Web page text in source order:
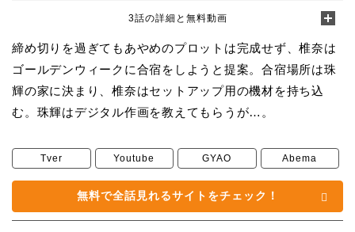
3話の詳細と無料動画
締め切りを過ぎてもあやめのプロットは完成せず、椎奈は
ゴールデンウィークに合宿をしようと提案。合宿場所は珠
輝の家に決まり、椎奈はセットアップ用の機材を持ち込
む。珠輝はデジタル作画を教えてもらうが…。
Tver Youtube GYAO Abema
無料で全話見れるサイトをチェック！